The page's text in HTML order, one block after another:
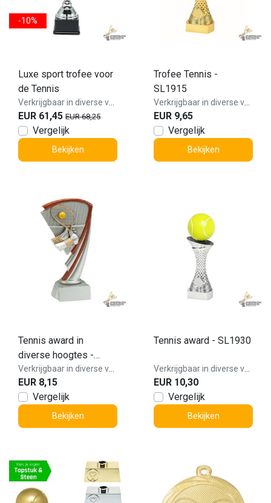
-10%
Luxe sport trofee voor
de Tennis
EUR 61,45 EUR 68,25
Vergelijk
Bekijken
Trofee Tennis -
SL1915
EUR 9,65
Vergelijk
Bekijken
Tennis award in
diverse hoogtes -
RE.051.78
EUR 8,15
Vergelijk
Bekijken
Tennis award - SL1930
EUR 10,30
Vergelijk
Bekijken